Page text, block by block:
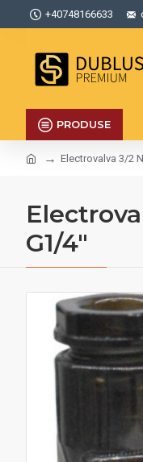
+40748166633
PRODUSE
Electrovalva 3/2
G1/4"